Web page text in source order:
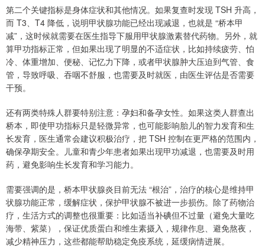
第二个关键指标是身体症状和其他情况。如果复查时发现 TSH 升高，
而 T3、T4 降低，说明甲状腺功能已经出现减退，也就是 “桥本甲
减”，这时候就需要在医生指导下服用甲状腺激素替代药物。另外，就
算甲功指标正常，但如果出现了明显的不适症状，比如持续疲劳、怕
冷、体重增加、便秘、记忆力下降，或者甲状腺肿大压迫到气管、食
管，导致呼吸、吞咽不舒服，也需要及时就医，由医生评估是否需要
干预。
还有两类特殊人群要特别注意：孕妇和备孕女性。如果这类人群查出
桥本，即使甲功指标只是轻微异常，也可能影响胎儿的智力发育和生
长发育，医生通常会建议积极治疗，把 TSH 控制在更严格的范围内，
确保孕期安全。儿童和青少年患者如果出现甲功减退，也需要及时用
药，避免影响生长发育和学习能力。
需要强调的是，桥本甲状腺炎目前无法 “根治”，治疗的核心是维持甲
状腺功能正常，缓解症状，保护甲状腺不被进一步损伤。除了药物治
疗，生活方式的调整也很重要：比如适当补碘但不过量（避免大量吃
海带、紫菜），保证优质蛋白和维生素摄入，规律作息、避免熬夜，
减少精神压力，这些都能帮助稳定免疫系统，延缓病情进展。